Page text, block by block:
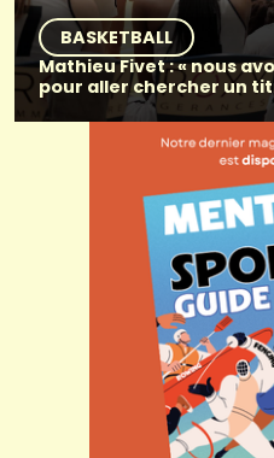
BASKETBALL
Mathieu Fivet : « nous
pour aller chercher un